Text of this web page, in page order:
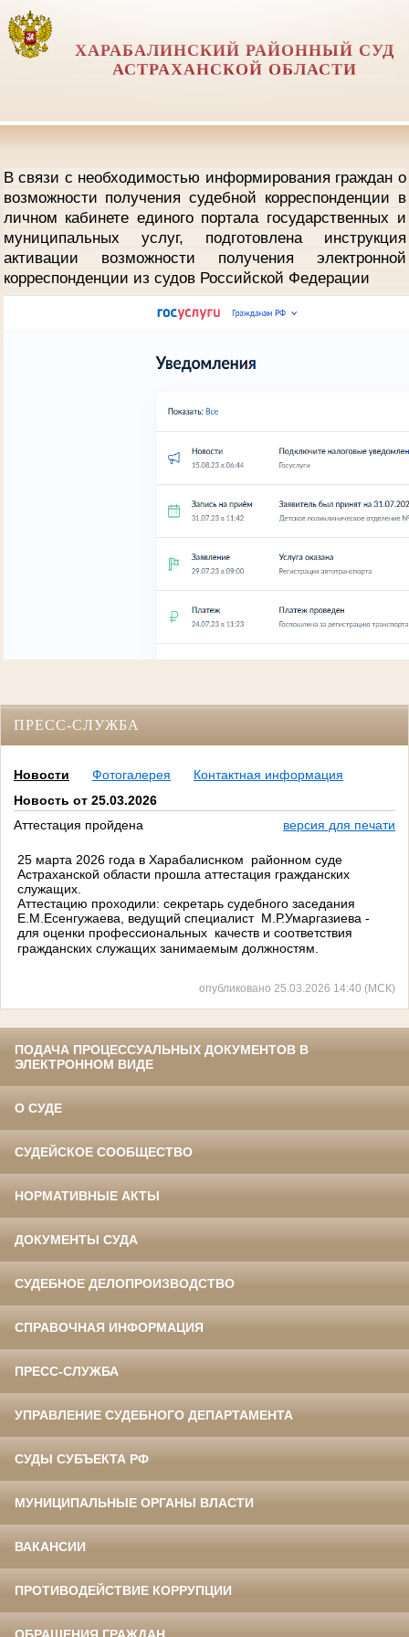
ХАРАБАЛИНСКИЙ РАЙОННЫЙ СУД
АСТРАХАНСКОЙ ОБЛАСТИ
В связи с необходимостью информирования граждан о
возможности получения судебной корреспонденции в
личном кабинете единого портала государственных и
муниципальных услуг, подготовлена инструкция
активации возможности получения электронной
корреспонденции из судов Российской Федерации
ПРЕСС-СЛУЖБА
Новости Фотогалерея
Контактная информация
Новость от 25.03.2026
Аттестация пройдена
версия для печати
25 марта 2026 года в Харабалиснком районном суде
Астраханской области прошла аттестация гражданских
служащих.
Аттестацию проходили: секретарь судебного заседания
Е.М.Есенгужаева, ведущий специалист М.Р.Умаргазиева -
для оценки профессиональных качеств и соответствия
гражданских служащих занимаемым должностям.
опубликовано 25.03.2026 14:40 (МСК)
ПОДАЧА ПРОЦЕССУАЛЬНЫХ ДОКУМЕНТОВ В
ЭЛЕКТРОННОМ ВИДЕ
О СУДЕ
СУДЕЙСКОЕ СООБЩЕСТВО
НОРМАТИВНЫЕ АКТЫ
ДОКУМЕНТЫ СУДА
СУДЕБНОЕ ДЕЛОПРОИЗВОДСТВО
СПРАВОЧНАЯ ИНФОРМАЦИЯ
ПРЕСС-СЛУЖБА
УПРАВЛЕНИЕ СУДЕБНОГО ДЕПАРТАМЕНТА
СУДЫ СУБЪЕКТА РФ
МУНИЦИПАЛЬНЫЕ ОРГАНЫ ВЛАСТИ
ВАКАНСИИ
ПРОТИВОДЕЙСТВИЕ КОРРУПЦИИ